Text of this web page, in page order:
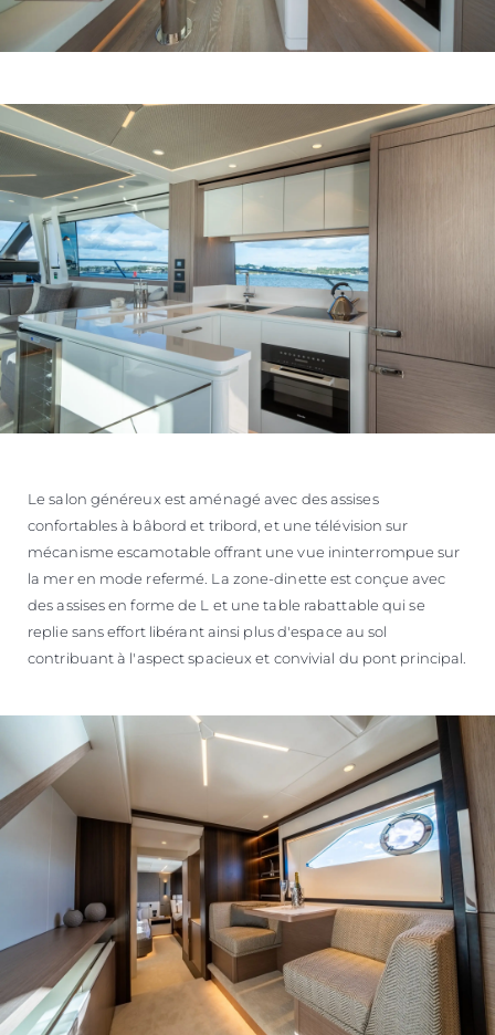
Le salon généreux est aménagé avec des assises
confortables à bâbord et tribord, et une télévision sur
mécanisme escamotable offrant une vue ininterrompue sur
la mer en mode refermé. La zone-dinette est conçue avec
des assises en forme de L et une table rabattable qui se
replie sans effort libérant ainsi plus d'espace au sol
contribuant à l'aspect spacieux et convivial du pont principal.